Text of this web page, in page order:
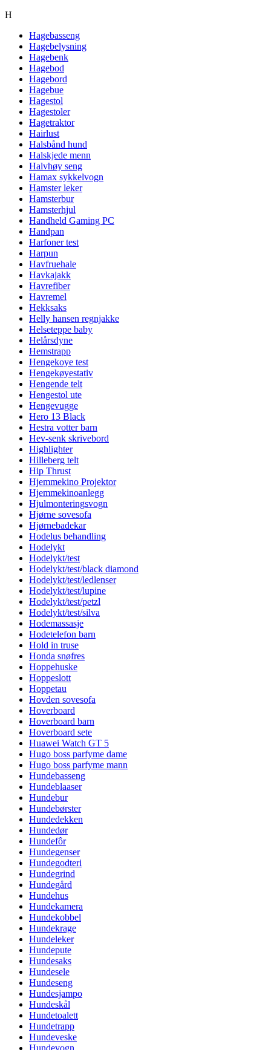
H
Hagebasseng
Hagebelysning
Hagebenk
Hagebod
Hagebord
Hagebue
Hagestol
Hagestoler
Hagetraktor
Hairlust
Halsbånd hund
Halskjede menn
Halvhøy seng
Hamax sykkelvogn
Hamster leker
Hamsterbur
Hamsterhjul
Handheld Gaming PC
Handpan
Harfoner test
Harpun
Havfruehale
Havkajakk
Havrefiber
Havremel
Hekksaks
Helly hansen regnjakke
Helseteppe baby
Helårsdyne
Hemstrapp
Hengekoye test
Hengekøyestativ
Hengende telt
Hengestol ute
Hengevugge
Hero 13 Black
Hestra votter barn
Hev-senk skrivebord
Highlighter
Hilleberg telt
Hip Thrust
Hjemmekino Projektor
Hjemmekinoanlegg
Hjulmonteringsvogn
Hjørne sovesofa
Hjørnebadekar
Hodelus behandling
Hodelykt
Hodelykt/test
Hodelykt/test/black diamond
Hodelykt/test/ledlenser
Hodelykt/test/lupine
Hodelykt/test/petzl
Hodelykt/test/silva
Hodemassasje
Hodetelefon barn
Hold in truse
Honda snøfres
Hoppehuske
Hoppeslott
Hoppetau
Hovden sovesofa
Hoverboard
Hoverboard barn
Hoverboard sete
Huawei Watch GT 5
Hugo boss parfyme dame
Hugo boss parfyme mann
Hundebasseng
Hundeblaaser
Hundebur
Hundebørster
Hundedekken
Hundedør
Hundefôr
Hundegenser
Hundegodteri
Hundegrind
Hundegård
Hundehus
Hundekamera
Hundekobbel
Hundekrage
Hundeleker
Hundepute
Hundesaks
Hundesele
Hundeseng
Hundesjampo
Hundeskål
Hundetoalett
Hundetrapp
Hundeveske
Hundevogn